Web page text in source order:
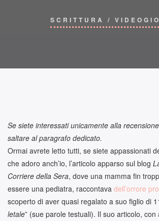
SCRITTURA /
Se siete interessati unicamente alla
saltare al paragrafo dedicato.
Ormai avrete letto tutti, se siete appassionati
che adoro anch’io, l’articolo apparso sul blog
Corriere della Sera, dove una mamma fin
essere una pediatra, raccontava dell’orrore
scoperto di aver quasi regalato a suo figlio di
letale” (sue parole testuali). Il suo articolo, con